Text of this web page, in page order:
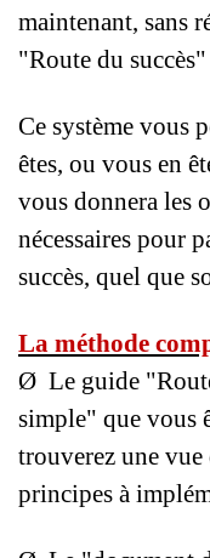
maintenant, sans
"Route du
Ce système vous
êtes, ou vous en
vous donnera les
nécessaires pour
succès, quel que
La méthode
Ø Le guide
simple" que vous
trouverez une vue
principes à